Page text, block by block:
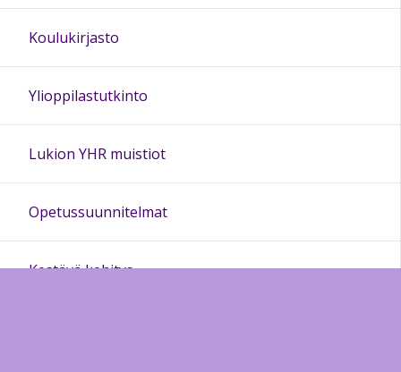
Koulukirjasto
Ylioppilastutkinto
Lukion YHR muistiot
Opetussuunnitelmat
Kestävä kehitys